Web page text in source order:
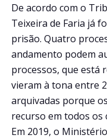
De acordo com o
Teixeira de Faria já
prisão. Quatro
andamento podem
processos, que está
vieram à tona entre
arquivadas porque
recurso em todos os
Em 2019, o